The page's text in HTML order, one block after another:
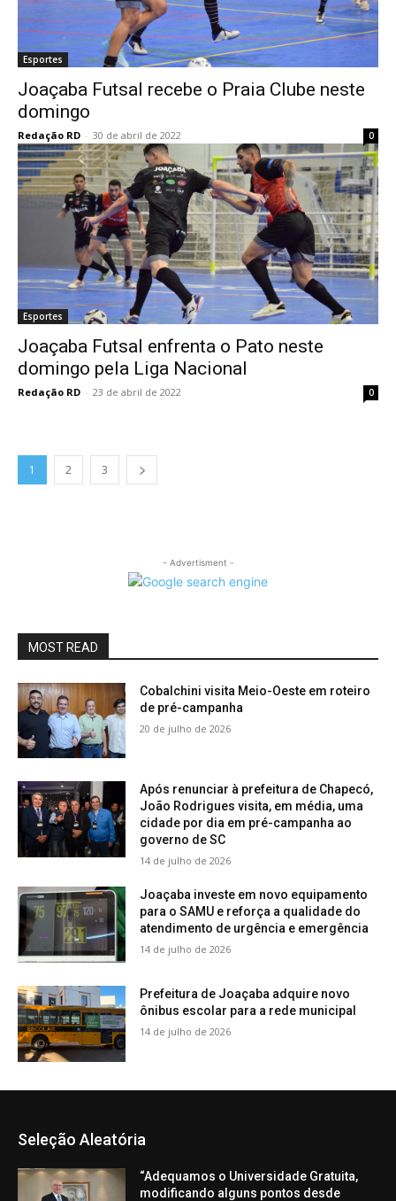
Esportes
Joaçaba Futsal recebe o Praia Clube neste
domingo
Redação RD - 30 de abril de 2022 0
Esportes
Joaçaba Futsal enfrenta o Pato neste
domingo pela Liga Nacional
Redação RD - 23 de abril de 2022 0
1 2 3
- Advertisment -
MOST READ
Cobalchini visita Meio-Oeste em roteiro
de pré-campanha
20 de julho de 2026
Após renunciar à prefeitura de Chapecó,
João Rodrigues visita, em média, uma
cidade por dia em pré-campanha ao
governo de SC
14 de julho de 2026
Joaçaba investe em novo equipamento
para o SAMU e reforça a qualidade do
atendimento de urgência e emergência
14 de julho de 2026
Prefeitura de Joaçaba adquire novo
ônibus escolar para a rede municipal
14 de julho de 2026
Seleção Aleatória
“Adequamos o Universidade Gratuita,
modificando alguns pontos desde